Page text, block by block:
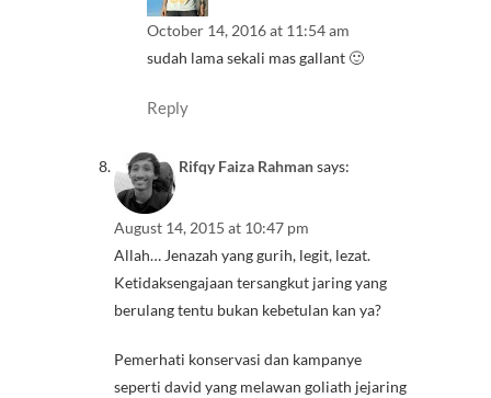
October 14, 2016 at 11:54 am
sudah lama sekali mas gallant 🙂
Reply
Rifqy Faiza Rahmansays:
August 14, 2015 at 10:47 pm
Allah… Jenazah yang gurih, legit, lezat.
Ketidaksengajaan tersangkut jaring yang
berulang tentu bukan kebetulan kan ya?
Pemerhati konservasi dan kampanye
seperti david yang melawan goliath jejaring